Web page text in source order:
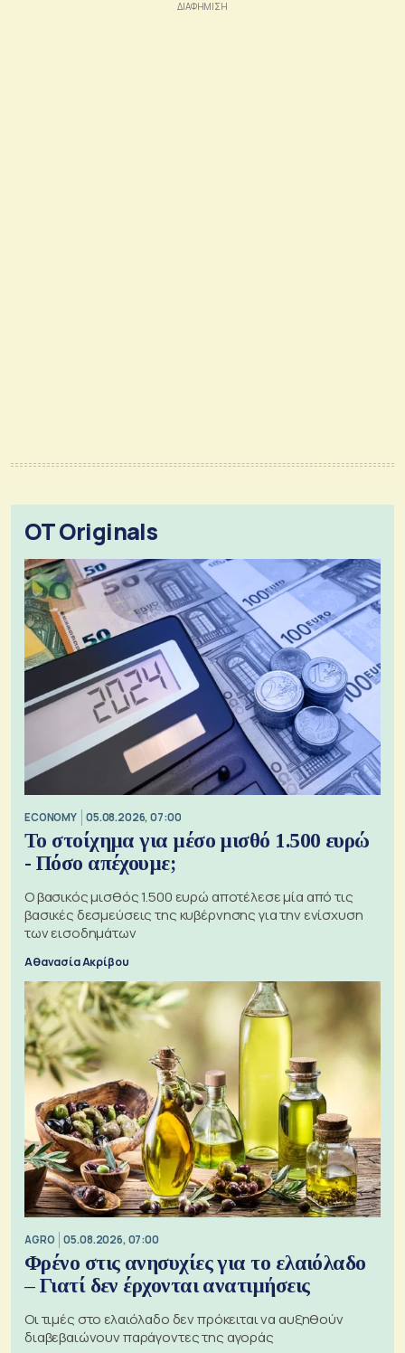
OT Originals
ECONOMY 05.08.2026, 07:00
Το στοίχημα για μέσο μισθό 1.500 ευρώ
- Πόσο απέχουμε;
Ο βασικός μισθός 1.500 ευρώ αποτέλεσε μία από τις
βασικές δεσμεύσεις της κυβέρνησης για την ενίσχυση
των εισοδημάτων
Αθανασία Ακρίβου
AGRO 05.08.2026, 07:00
Φρένο στις ανησυχίες για το ελαιόλαδο
– Γιατί δεν έρχονται ανατιμήσεις
Οι τιμές στο ελαιόλαδο δεν πρόκειται να αυξηθούν
διαβεβαιώνουν παράγοντες της αγοράς